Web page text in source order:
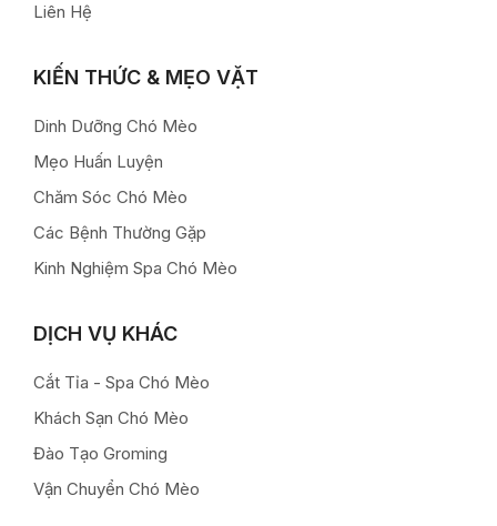
Liên Hệ
KIẾN THỨC & MẸO VẶT
Dinh Dưỡng Chó Mèo
Mẹo Huấn Luyện
Chăm Sóc Chó Mèo
Các Bệnh Thường Gặp
Kinh Nghiệm Spa Chó Mèo
DỊCH VỤ KHÁC
Cắt Tỉa - Spa Chó Mèo
Khách Sạn Chó Mèo
Đào Tạo Groming
Vận Chuyển Chó Mèo